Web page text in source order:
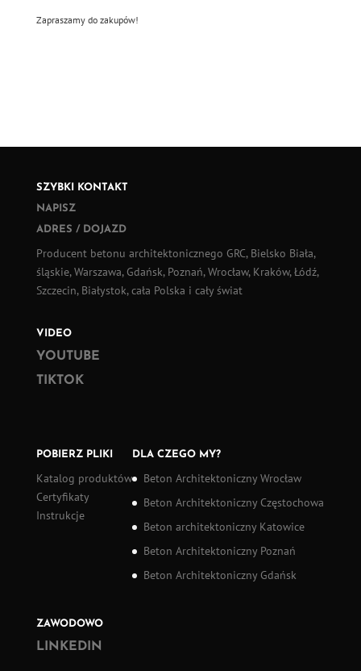
Zapraszamy do zakupów!
SZYBKI KONTAKT
NAPISZ
ADRES / DOJAZD
Producent betonu architektonicznego GRC, Bielsko Biała,
śląskie, Warszawa, Gdańsk, Poznań, Wrocław, Kraków, Łódź,
Szczecin, Białystok, cała Polska i cały świat
VIDEO
YOUTUBE
TIKTOK
POBIERZ PLIKI
Katalog produktów
Certyfikaty
Instrukcje
DLA CZEGO MY?
Beton Architektoniczny Wrocław
Beton Architektoniczny Częstochowa
Beton architektoniczny Katowice
Beton Architektoniczny Poznań
Beton Architektoniczny Gdańsk
ZAWODOWO
LINKEDIN